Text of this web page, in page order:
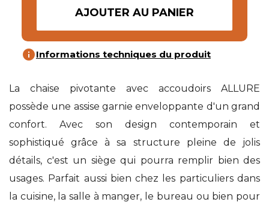
AJOUTER AU PANIER
infoInformations techniques du produit
La chaise pivotante avec accoudoirs ALLURE
possède une assise garnie enveloppante d'un grand
confort. Avec son design contemporain et
sophistiqué grâce à sa structure pleine de jolis
détails, c'est un siège qui pourra remplir bien des
usages. Parfait aussi bien chez les particuliers dans
la cuisine, la salle à manger, le bureau ou bien pour